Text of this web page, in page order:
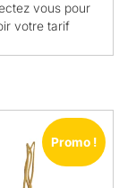
vous pour
votre tarif
Promo !